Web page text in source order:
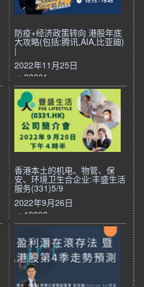
防疫+经济政策转向 港股年底
大攻略(包括:腾讯,AIA,比亚廸)
|
2022年11月25日
22201
香港本土的机电、物管、保
安、环境卫生合企业:丰盛生活
服务(331)5/9
2022年9月26日
19398